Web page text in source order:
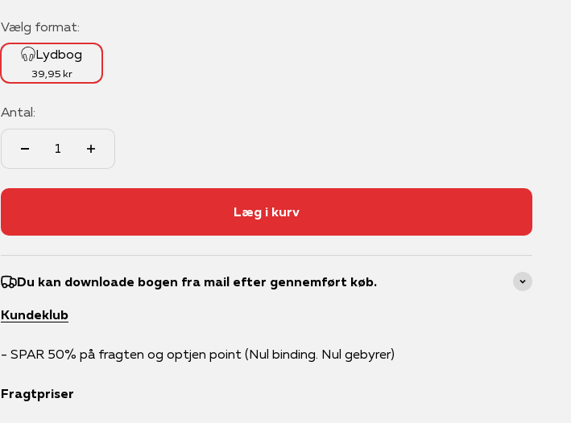
Vælg format:
Lydbog
39,95 kr
Antal:
Læg i kurv
Du kan downloade bogen fra mail efter gennemført køb.
Kundeklub
- SPAR 50% på fragten og optjen point (Nul binding. Nul gebyrer)
Fragtpriser